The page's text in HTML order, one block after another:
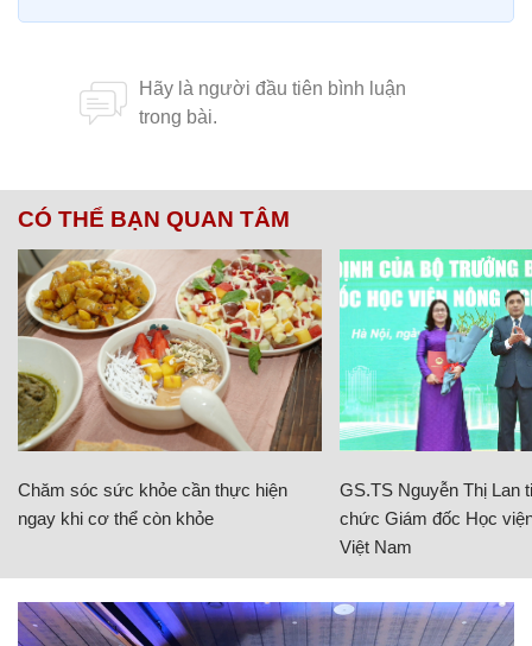
CÓ THỂ BẠN QUAN TÂM
Chăm sóc sức khỏe cần thực hiện
ngay khi cơ thể còn khỏe
GS.TS Nguyễn Thị Lan
chức Giám đốc Học
Việt Nam